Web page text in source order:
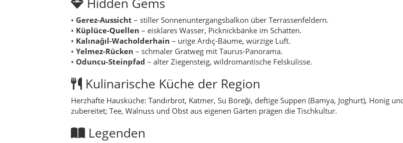
Man sagt, ein Schäfer habe am Rand der Schlucht eine Quelle gefunden, deren Wasser Sterne
des Wasserfalls wie ein uraltes Lied – und trägt fortan Ruhe im Herzen.
Sagen
Über den Graten der Berge wache ein unsichtbarer Hüter. Wer bei Sonnenaufgang einen Stein
gereinigt von Hast und Lärm.
FAQ
Anreise:Ab Konya Richtung Süden (D-715), Serpentinen in die Taurus-Täler, gut
Beste Reisezeit:Mai–Oktober für Wandern, Fotografie und Wasserfall-Erlebnisse.
Unterkünfte:
Barrierefreiheit: